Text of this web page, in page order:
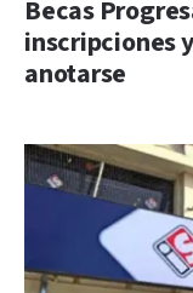
Becas
inscripciones
anotarse